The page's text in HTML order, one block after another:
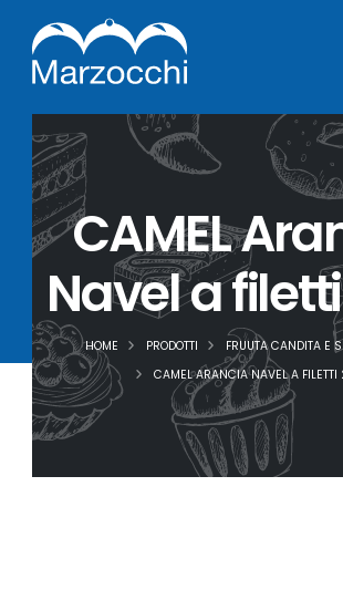
CAMEL
Navel a
HOME PRODOTTI
FRUUTA CANDITA E
CAMEL ARANCIA NAVEL A FILETTI